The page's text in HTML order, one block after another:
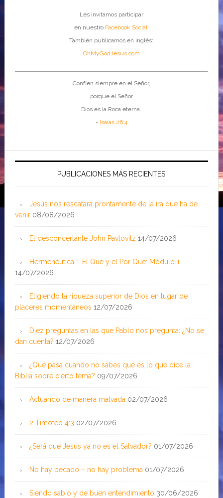
Les invitamos participar
en nuestro Facebook Social.
También publicamos en inglés:
OhMyGodJesus.com
Confíen siempre en el Señor,
porque el Señor
Dios es la Roca eterna.
- Isaías 26:4
PUBLICACIONES MÁS RECIENTES
Jesús nos rescatará prontamente de la ira que ha de
venir 08/08/2026
El desconcertante John Pavlovitz 14/07/2026
Hermenéutica – El Qué y el Por Qué: Módulo 1
14/07/2026
Eligiendo la riqueza superior de Dios en lugar de
placeres momentáneos 12/07/2026
Diez preguntas en las que Pablo nos pregunta: ¿No se
dan cuenta? 12/07/2026
¿Qué pasa cuando no sabes qué es lo que dice la
Biblia sobre cierto tema? 09/07/2026
Actuando de manera malvada 02/07/2026
2 Timoteo 4:3 02/07/2026
¿Será que Jesús ya no es el Salvador? 01/07/2026
No hay pecado – no hay problema 01/07/2026
Siendo sabio y de buen entendimiento 30/06/2026